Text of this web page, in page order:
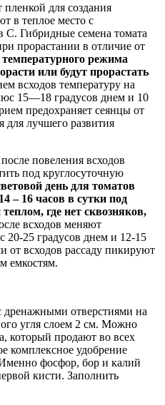
для создания
в теплое место с
С. Гибридные семена томата
прорастании в отличие от
режима
или будут прорастать
всходов температуру на
15—18 градусов днем и 10
предохраняет сеянцы от
для лучшего развития
повеления всходов
под круглосуточную
день для томатов
– 16 часов в сутки под
где нет сквозняков,
всходов меняют
25 градусов днем и 12-15
от всходов рассаду пикируют
емкостям.
дренажными отверстиями на
угля слоем 2 см. Можно
который продают во всех
комплексное удобрение
фосфор, бор и калий
кисти. Заполнить